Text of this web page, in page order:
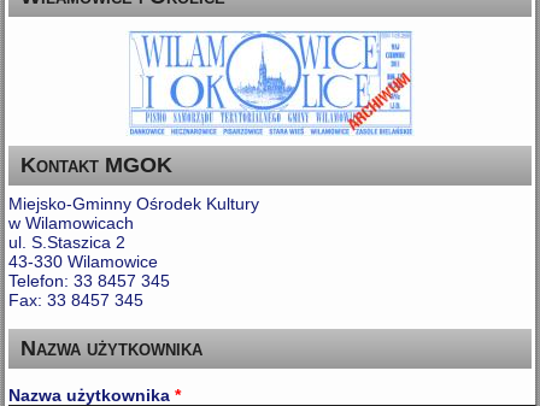
Kontakt MGOK
Miejsko-Gminny Ośrodek Kultury
w Wilamowicach
ul. S.Staszica 2
43-330 Wilamowice
Telefon: 33 8457 345
Fax: 33 8457 345
Nazwa użytkownika
Nazwa użytkownika*